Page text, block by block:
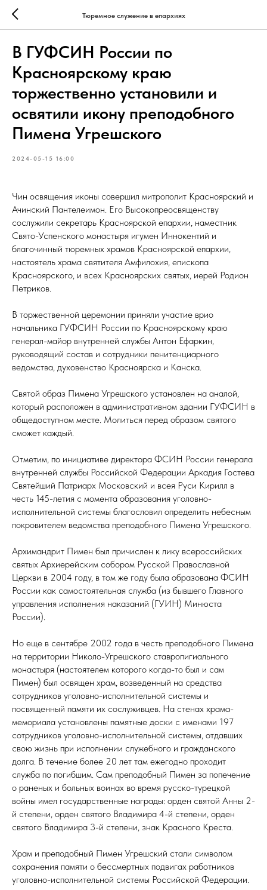
Тюремное служение в епархиях
В ГУФСИН России по
Красноярскому краю
торжественно установили и
освятили икону преподобного
Пимена Угрешского
2024-05-15 16:00
Чин освящения иконы совершил митрополит Красноярский и
Ачинский Пантелеимон. Его Высокопреосвященству
сослужили секретарь Красноярской епархии, наместник
Свято-Успенского монастыря игумен Иннокентий и
благочинный тюремных храмов Красноярской епархии,
настоятель храма святителя Амфилохия, епископа
Красноярского, и всех Красноярских святых, иерей Родион
Петриков.
В торжественной церемонии приняли участие врио
начальника ГУФСИН России по Красноярскому краю
генерал-майор внутренней службы Антон Ефаркин,
руководящий состав и сотрудники пенитенциарного
ведомства, духовенство Красноярска и Канска.
Святой образ Пимена Угрешского установлен на аналой,
который расположен в административном здании ГУФСИН в
общедоступном месте. Молиться перед образом святого
сможет каждый.
Отметим, по инициативе директора ФСИН России генерала
внутренней службы Российской Федерации Аркадия Гостева
Святейший Патриарх Московский и всея Руси Кирилл в
честь 145-летия с момента образования уголовно-
исполнительной системы благословил определить небесным
покровителем ведомства преподобного Пимена Угрешского.
Архимандрит Пимен был причислен к лику всероссийских
святых Архиерейским собором Русской Православной
Церкви в 2004 году, в том же году была образована ФСИН
России как самостоятельная служба (из бывшего Главного
управления исполнения наказаний (ГУИН) Минюста
России).
Но еще в сентябре 2002 года в честь преподобного Пимена
на территории Николо-Угрешского ставропигиального
монастыря (настоятелем которого когда-то был и сам
Пимен) был освящен храм, возведенный на средства
сотрудников уголовно-исполнительной системы и
посвященный памяти их сослуживцев. На стенах храма-
мемориала установлены памятные доски с именами 197
сотрудников уголовно-исполнительной системы, отдавших
свою жизнь при исполнении служебного и гражданского
долга. В течение более 20 лет там ежегодно проходит
служба по погибшим. Сам преподобный Пимен за попечение
о раненых и больных воинах во время русско-турецкой
войны имел государственные награды: орден святой Анны 2-
й степени, орден святого Владимира 4-й степени, орден
святого Владимира 3-й степени, знак Красного Креста.
Храм и преподобный Пимен Угрешский стали символом
сохранения памяти о бессмертных подвигах работников
уголовно-исполнительной системы Российской Федерации.